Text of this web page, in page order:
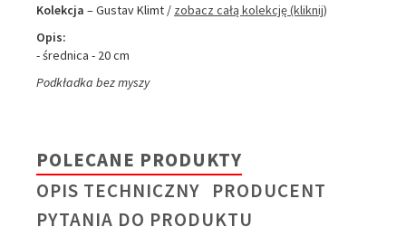
Kolekcja – Gustav Klimt / zobacz całą kolekcję (kliknij)
Opis:
- średnica - 20 cm
Podkładka bez myszy
POLECANE PRODUKTY
OPIS TECHNICZNY PRODUCENT
PYTANIA DO PRODUKTU